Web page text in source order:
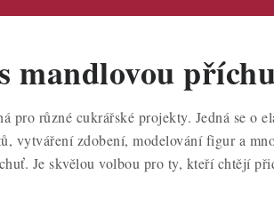
mandlovou
pro různé cukrářské projekty. Jedná se o
vytváření zdobení, modelování figur a
Je skvělou volbou pro ty, kteří chtějí